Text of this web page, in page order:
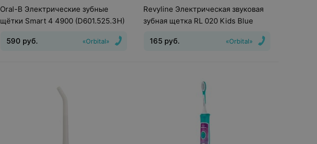
Oral-B Электрические зубные
щётки Smart 4 4900 (D601.525.3H)
«Orbital»
590 руб.
Revyline Электрическая звуковая
зубная щетка RL 020 Kids Blue
«Orbital»
165 руб.